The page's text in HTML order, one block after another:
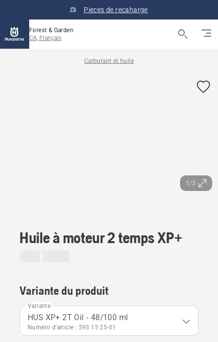
Pieces de recaharge
Forest & Garden
CA, Français
Carburant et huile
1/2
Huile à moteur 2 temps XP+
Variante du produit
Variante
HUS XP+ 2T Oil - 48/100 ml
Numéro d’article : 593 15 25‑01